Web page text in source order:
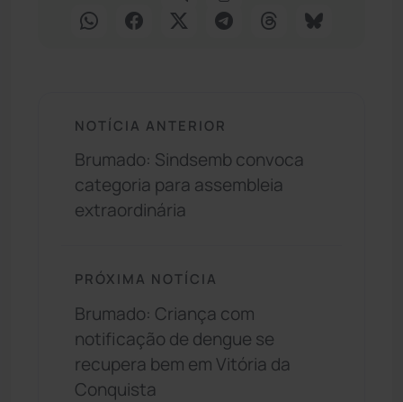
NOTÍCIA ANTERIOR
Brumado: Sindsemb convoca
categoria para assembleia
extraordinária
PRÓXIMA NOTÍCIA
Brumado: Criança com
notificação de dengue se
recupera bem em Vitória da
Conquista